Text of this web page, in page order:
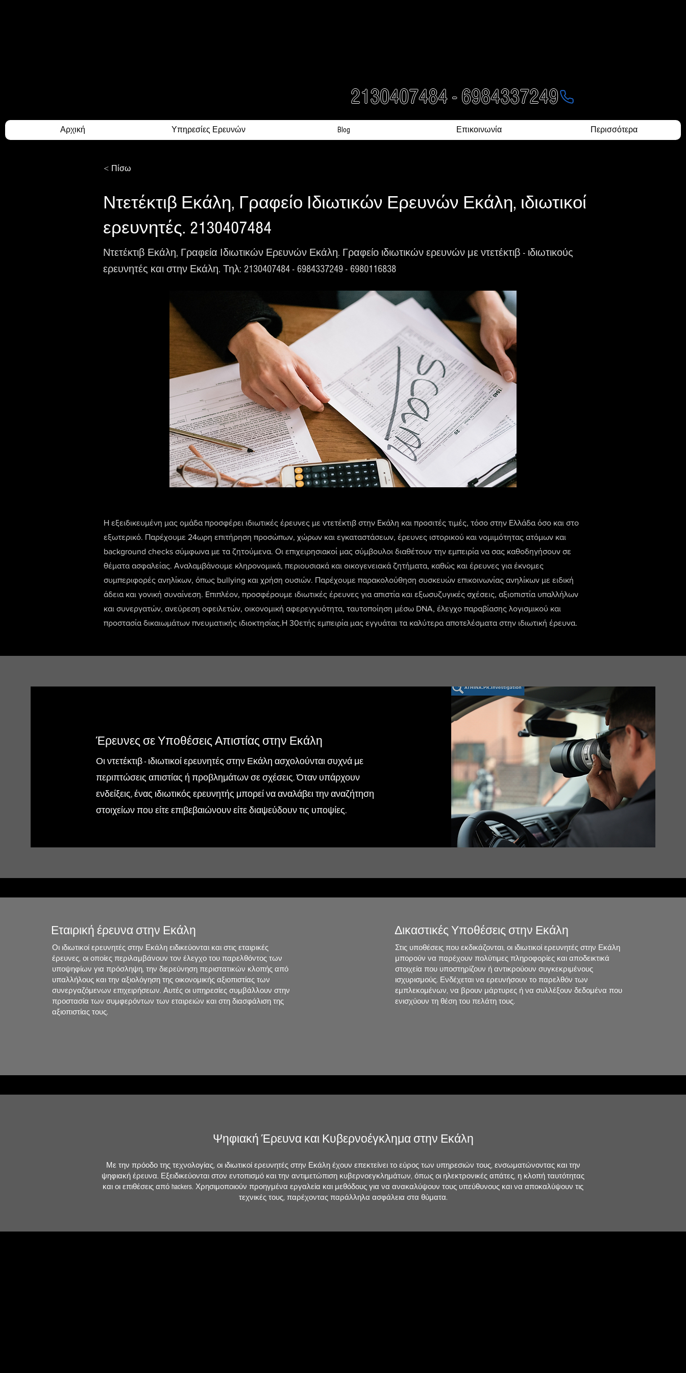
2130407484 - 6984337249
Αρχική Υπηρεσίες Ερευνών Blog Επικοινωνία Περισσότερα
< Πίσω
Ντετέκτιβ Εκάλη, Γραφείο Ιδιωτικών Ερευνών Εκάλη, ιδιωτικοί
ερευνητές. 2130407484
Ντετέκτιβ Εκάλη, Γραφεία Ιδιωτικών Ερευνών Εκάλη. Γραφείο ιδιωτικών ερευνών με ντετέκτιβ - ιδιωτικούς
ερευνητές και στην Εκάλη. Τηλ: 2130407484 - 6984337249 - 6980116838
Η εξειδικευμένη μας ομάδα προσφέρει ιδιωτικές έρευνες με ντετέκτιβ στην Εκάλη και προσιτές τιμές, τόσο στην Ελλάδα όσο και στο
εξωτερικό. Παρέχουμε 24ωρη επιτήρηση προσώπων, χώρων και εγκαταστάσεων, έρευνες ιστορικού και νομιμότητας ατόμων και
background checks σύμφωνα με τα ζητούμενα. Οι επιχειρησιακοί μας σύμβουλοι διαθέτουν την εμπειρία να σας καθοδηγήσουν σε
θέματα ασφαλείας. Αναλαμβάνουμε κληρονομικά, περιουσιακά και οικογενειακά ζητήματα, καθώς και έρευνες για έκνομες
συμπεριφορές ανηλίκων, όπως bullying και χρήση ουσιών. Παρέχουμε παρακολούθηση συσκευών επικοινωνίας ανηλίκων με ειδική
άδεια και γονική συναίνεση. Επιπλέον, προσφέρουμε ιδιωτικές έρευνες για απιστία και εξωσυζυγικές σχέσεις, αξιοπιστία υπαλλήλων
και συνεργατών, ανεύρεση οφειλετών, οικονομική αφερεγγυότητα, ταυτοποίηση μέσω DNA, έλεγχο παραβίασης λογισμικού και
προστασία δικαιωμάτων πνευματικής ιδιοκτησίας.Η 30ετής εμπειρία μας εγγυάται τα καλύτερα αποτελέσματα στην ιδιωτική έρευνα.
Έρευνες σε Υποθέσεις Απιστίας στην Εκάλη
Οι ντετέκτιβ - ιδιωτικοί ερευνητές στην Εκάλη ασχολούνται συχνά με
περιπτώσεις απιστίας ή προβλημάτων σε σχέσεις. Όταν υπάρχουν
ενδείξεις, ένας ιδιωτικός ερευνητής μπορεί να αναλάβει την αναζήτηση
στοιχείων που είτε επιβεβαιώνουν είτε διαψεύδουν τις υποψίες.
Εταιρική έρευνα στην Εκάλη
Οι ιδιωτικοί ερευνητές στην Εκάλη ειδικεύονται και στις εταιρικές
έρευνες, οι οποίες περιλαμβάνουν τον έλεγχο του παρελθόντος των
υποψηφίων για πρόσληψη, την διερεύνηση περιστατικών κλοπής από
υπαλλήλους και την αξιολόγηση της οικονομικής αξιοπιστίας των
συνεργαζόμενων επιχειρήσεων. Αυτές οι υπηρεσίες συμβάλλουν στην
προστασία των συμφερόντων των εταιρειών και στη διασφάλιση της
αξιοπιστίας τους.
Δικαστικές Υποθέσεις στην Εκάλη
Στις υποθέσεις που εκδικάζονται, οι ιδιωτικοί ερευνητές στην Εκάλη
μπορούν να παρέχουν πολύτιμες πληροφορίες και αποδεικτικά
στοιχεία που υποστηρίζουν ή αντικρούουν συγκεκριμένους
ισχυρισμούς. Ενδέχεται να ερευνήσουν το παρελθόν των
εμπλεκομένων, να βρουν μάρτυρες ή να συλλέξουν δεδομένα που
ενισχύουν τη θέση του πελάτη τους.
Ψηφιακή Έρευνα και Κυβερνοέγκλημα στην Εκάλη
Με την πρόοδο της τεχνολογίας, οι ιδιωτικοί ερευνητές στην Εκάλη έχουν επεκτείνει το εύρος των υπηρεσιών τους, ενσωματώνοντας και την
ψηφιακή έρευνα. Εξειδικεύονται στον εντοπισμό και την αντιμετώπιση κυβερνοεγκλημάτων, όπως οι ηλεκτρονικές απάτες, η κλοπή ταυτότητας
και οι επιθέσεις από hackers. Χρησιμοποιούν προηγμένα εργαλεία και μεθόδους για να ανακαλύψουν τους υπεύθυνους και να αποκαλύψουν τις
τεχνικές τους, παρέχοντας παράλληλα ασφάλεια στα θύματα.